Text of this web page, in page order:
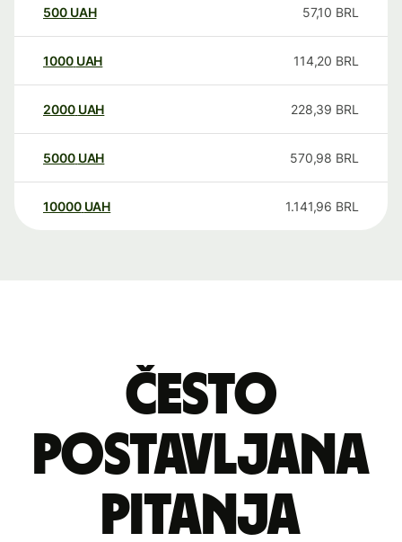
500 UAH 57,10 BRL
1000 UAH 114,20 BRL
2000 UAH 228,39 BRL
5000 UAH 570,98 BRL
10000 UAH 1.141,96 BRL
Često
postavljana
pitanja